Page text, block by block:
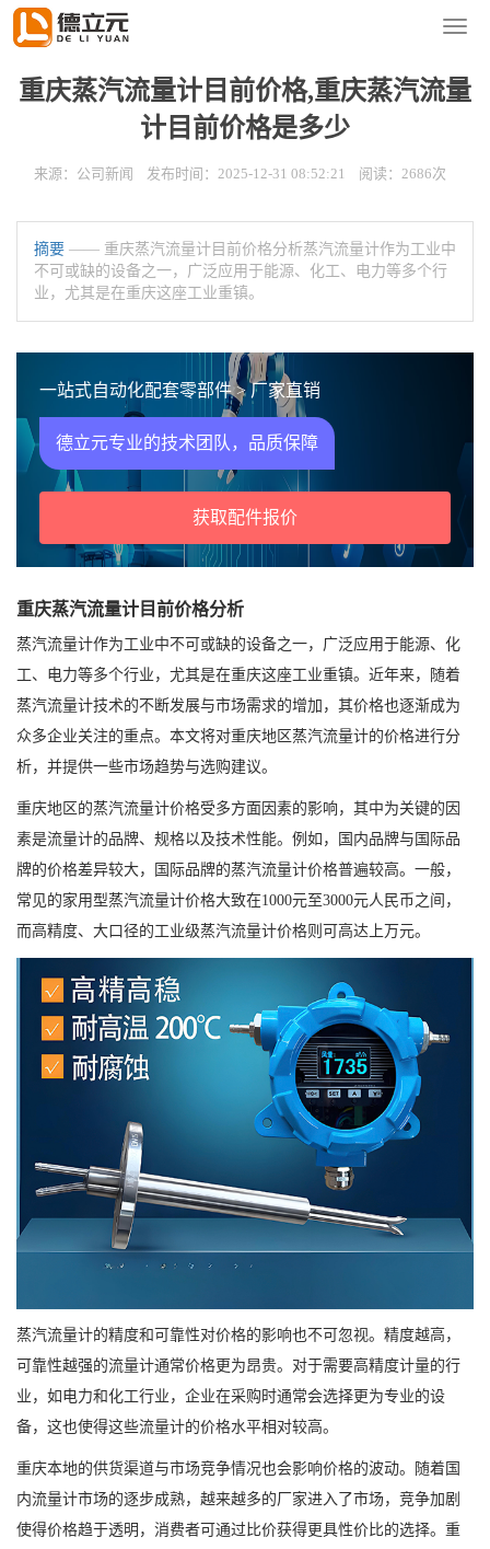
导
单
您的位置：首页
重庆蒸汽流量计目前价格,重庆蒸汽流量
计目前价格是多少
来源：公司新闻 发布时间：2025-12-31 08:52:21 阅读：2686次
摘要 —— 重庆蒸汽流量计目前价格分析蒸汽流量计作为工业中
不可或缺的设备之一，广泛应用于能源、化工、电力等多个行
业，尤其是在重庆这座工业重镇。
一站式自动化配套零部件 > 厂家直销
德立元专业的技术团队，品质保障
获取配件报价
重庆蒸汽流量计目前价格分析
蒸汽流量计作为工业中不可或缺的设备之一，广泛应用于能源、化
工、电力等多个行业，尤其是在重庆这座工业重镇。近年来，随着
蒸汽流量计技术的不断发展与市场需求的增加，其价格也逐渐成为
众多企业关注的重点。本文将对重庆地区蒸汽流量计的价格进行分
析，并提供一些市场趋势与选购建议。
重庆地区的蒸汽流量计价格受多方面因素的影响，其中为关键的因
素是流量计的品牌、规格以及技术性能。例如，国内品牌与国际品
牌的价格差异较大，国际品牌的蒸汽流量计价格普遍较高。一般，
常见的家用型蒸汽流量计价格大致在1000元至3000元人民币之间，
而高精度、大口径的工业级蒸汽流量计价格则可高达上万元。
蒸汽流量计的精度和可靠性对价格的影响也不可忽视。精度越高，
可靠性越强的流量计通常价格更为昂贵。对于需要高精度计量的行
业，如电力和化工行业，企业在采购时通常会选择更为专业的设
备，这也使得这些流量计的价格水平相对较高。
重庆本地的供货渠道与市场竞争情况也会影响价格的波动。随着国
内流量计市场的逐步成熟，越来越多的厂家进入了市场，竞争加剧
使得价格趋于透明，消费者可通过比价获得更具性价比的选择。重